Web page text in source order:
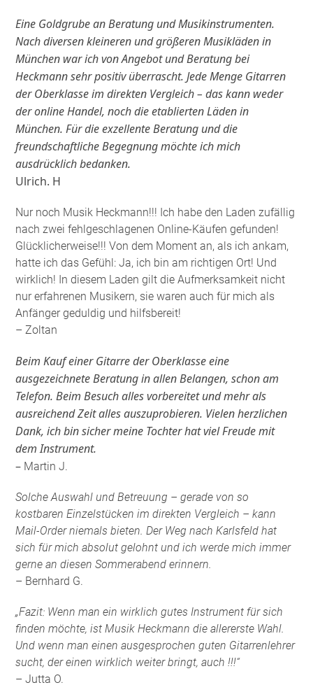
Eine Goldgrube an Beratung und Musikinstrumenten.
Nach diversen kleineren und größeren Musikläden in
München war ich von Angebot und Beratung bei
Heckmann sehr positiv überrascht. Jede Menge Gitarren
der Oberklasse im direkten Vergleich – das kann weder
der online Handel, noch die etablierten Läden in
München. Für die exzellente Beratung und die
freundschaftliche Begegnung möchte ich mich
ausdrücklich bedanken.
Ulrich. H
Nur noch Musik Heckmann!!! Ich habe den Laden zufällig
nach zwei fehlgeschlagenen Online-Käufen gefunden!
Glücklicherweise!!! Von dem Moment an, als ich ankam,
hatte ich das Gefühl: Ja, ich bin am richtigen Ort! Und
wirklich! In diesem Laden gilt die Aufmerksamkeit nicht
nur erfahrenen Musikern, sie waren auch für mich als
Anfänger geduldig und hilfsbereit!
– Zoltan
Beim Kauf einer Gitarre der Oberklasse eine
ausgezeichnete Beratung in allen Belangen, schon am
Telefon. Beim Besuch alles vorbereitet und mehr als
ausreichend Zeit alles auszuprobieren. Vielen herzlichen
Dank, ich bin sicher meine Tochter hat viel Freude mit
dem Instrument.
– Martin J.
Solche Auswahl und Betreuung – gerade von so
kostbaren Einzelstücken im direkten Vergleich – kann
Mail-Order niemals bieten. Der Weg nach Karlsfeld hat
sich für mich absolut gelohnt und ich werde mich immer
gerne an diesen Sommerabend erinnern.
– Bernhard G.
„Fazit: Wenn man ein wirklich gutes Instrument für sich
finden möchte, ist Musik Heckmann die allererste Wahl.
Und wenn man einen ausgesprochen guten Gitarrenlehrer
sucht, der einen wirklich weiter bringt, auch !!!“
– Jutta O.